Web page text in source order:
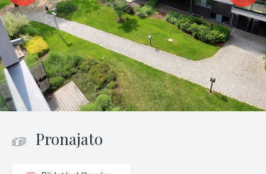
Pronajato